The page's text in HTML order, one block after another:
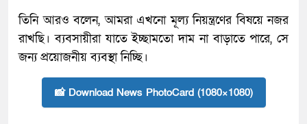
তিনি আরও বলেন, আমরা এখনো মূল্য নিয়ন্ত্রণের বিষয়ে নজর
রাখছি। ব্যবসায়ীরা যাতে ইচ্ছামতো দাম না বাড়াতে পারে, সে
জন্য প্রয়োজনীয় ব্যবস্থা নিচ্ছি।
📸 Download News PhotoCard (1080×1080)